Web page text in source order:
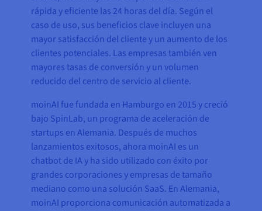
rápida y eficiente las 24 horas del día. Según el
caso de uso, sus beneficios clave incluyen una
mayor satisfacción del cliente y un aumento de los
clientes potenciales. Las empresas también ven
mayores tasas de conversión y un volumen
reducido del centro de servicio al cliente.
moinAI fue fundada en Hamburgo en 2015 y creció
bajo SpinLab, un programa de aceleración de
startups en Alemania. Después de muchos
lanzamientos exitosos, ahora moinAI es un
chatbot de IA y ha sido utilizado con éxito por
grandes corporaciones y empresas de tamaño
mediano como una solución SaaS. En Alemania,
moinAI proporciona comunicación automatizada a